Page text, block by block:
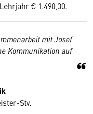
€ 1.490,30.
mit Josef
Kommunikation auf
Stv.